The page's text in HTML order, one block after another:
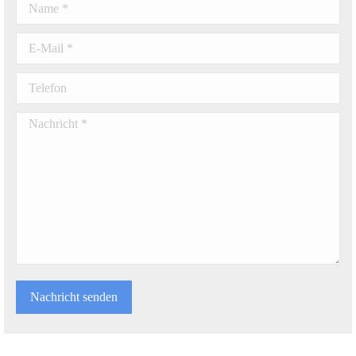
Nachricht *
Nachricht senden